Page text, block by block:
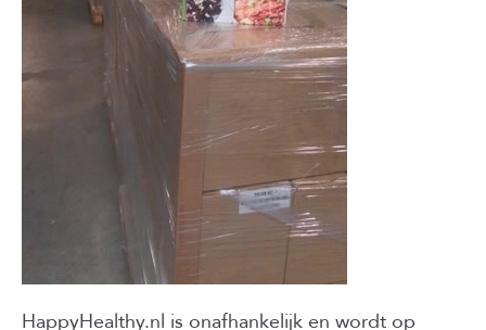
HappyHealthy.nl is onafhankelijk en wordt op